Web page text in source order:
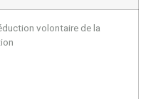
volontaire de la